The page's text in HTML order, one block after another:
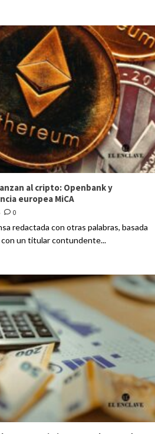
al cripto: Openbank y
europea MiCA
0
redactada con otras palabras, basada
un titular contundente...